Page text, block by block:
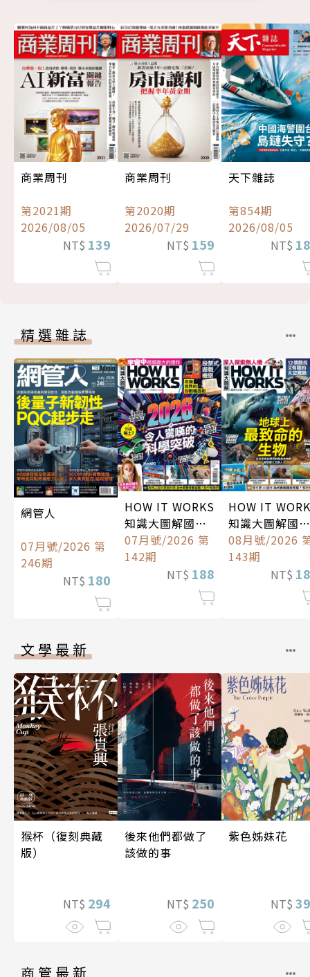
商業周刊
第2021期
2026/08/05
NT$ 139
商業周刊
第2020期
2026/07/29
NT$ 159
天下雜誌
第854期
2026/08/05
NT$
精選雜誌
網管人
07月號/2026 第
246期
NT$ 180
HOW IT WORKS
知識大圖解國際
中文版
07月號/2026 第
142期
NT$ 188
HOW IT
知識大圖解國際
中文版
08月號/2026
143期
NT$
文學最新
猴杯（復刻典藏
版）
NT$ 294
後來他們都做了
該做的事
NT$ 250
紫色姊妹花
NT$
商管最新